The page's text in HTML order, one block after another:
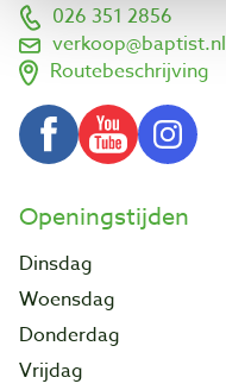
026 351 2856
verkoop@baptist.nl
Routebeschrijving
Openingstijden
Dinsdag
Woensdag
Donderdag
Vrijdag